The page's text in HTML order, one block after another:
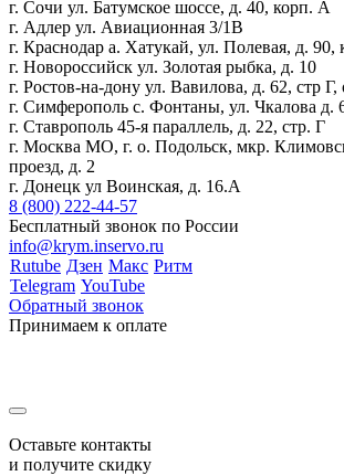
г. Сочи ул. Батумское шоссе, д. 40, корп. А
г. Адлер ул. Авиационная 3/1В
г. Краснодар а. Хатукай, ул. Полевая, д. 90,
г. Новороссийск ул. Золотая рыбка, д. 10
г. Ростов-на-дону ул. Вавилова, д. 62, стр Г,
г. Симферополь с. Фонтаны, ул. Чкалова д.
г. Ставрополь 45-я параллель, д. 22, стр. Г
г. Москва МО, г. о. Подольск, мкр.
проезд, д. 2
г. Донецк ул Воинская, д. 16.А
8 (800) 222-44-57
Бесплатный звонок по России
info@krym.inservo.ru
Rutube Дзен Макс Ритм
Telegram YouTube
Обратный звонок
Принимаем к оплате
Оставьте контакты
и получите скидку